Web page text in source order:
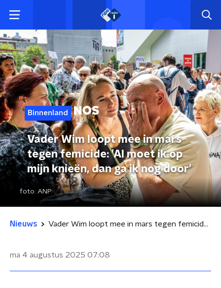
Binnenland
Vader Wim loopt mee in mars
tegen femicide: 'Al moet ik op
mijn knieën, dan ga ik nog door'
foto: ANP
Nieuws Vader Wim loopt mee in mars tegen femicide: 'Al moet ik op mijn knieën, dan ga ik nog door'
ma 4 augustus 2025 07:08